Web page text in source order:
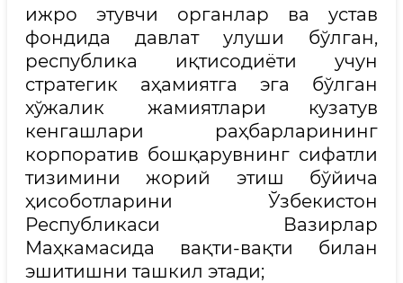
ижро этувчи органлар ва устав
фондида давлат улуши бўлган,
республика иқтисодиёти учун
стратегик аҳамиятга эга бўлган
хўжалик жамиятлари кузатув
кенгашлари раҳбарларининг
корпоратив бошқарувнинг сифатли
тизимини жорий этиш бўйича
ҳисоботларини Ўзбекистон
Республикаси Вазирлар
Маҳкамасида вақти-вақти билан
эшитишни ташкил этади;